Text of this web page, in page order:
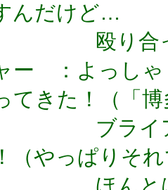
んだけど…
合っちゃ
ー ：よっしゃ
てきた！（「
イアン！
（やっぱりそ